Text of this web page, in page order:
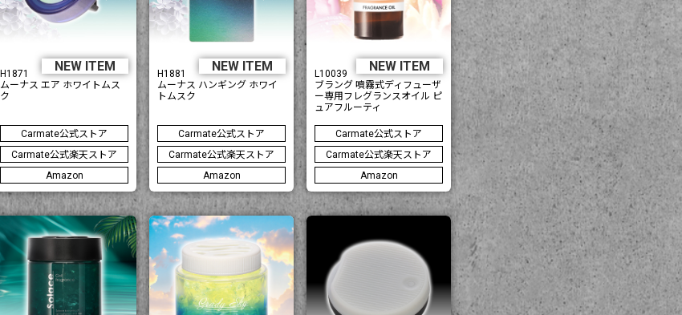
NEW ITEM
H1871
ムーナス エア ホワイトムス
ク
Carmate公式ストア
Carmate公式楽天ストア
Amazon
NEW ITEM
H1881
ムーナス ハンギング ホワイ
トムスク
Carmate公式ストア
Carmate公式楽天ストア
Amazon
NEW ITEM
L10039
ブラング 噴霧式ディフューザ
ー専用フレグランスオイル ピ
ュアフルーティ
Carmate公式ストア
Carmate公式楽天ストア
Amazon